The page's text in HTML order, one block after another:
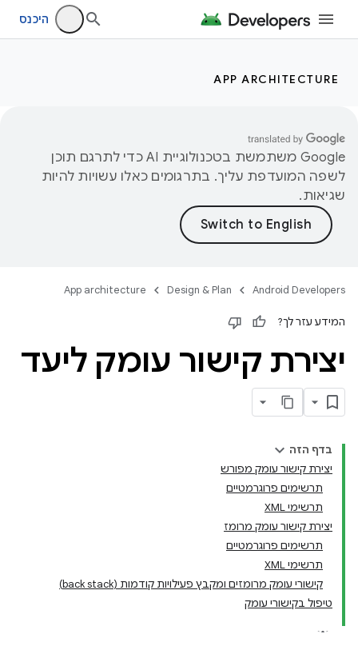
היכנס
APP ARCHITECTURE
‫Google משתמשת בטכנולוגיית AI כדי לתרגם תוכן
לשפה המועדפת עליך. בתרגומים כאלו עשויות להיות
שגיאות.
Android Developers
Design & Plan
App architecture
המידע עזר לך?
יצירת קישור עומק ליעד
בדף הזה
יצירת קישור עומק מפורש
תרשימים פרוגרמטיים
תרשימי XML
יצירת קישור עומק מרומז
תרשימים פרוגרמטיים
תרשימי XML
קישורי עומק מרומזים ומקבץ פעילויות קודמות (back stack)
טיפול בקישורי עומק